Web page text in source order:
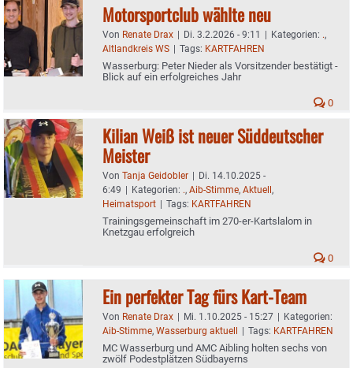
Motorsportclub wählte neu
Von Renate Drax | Di. 3.2.2026 - 9:11 | Kategorien: .,
Altlandkreis WS | Tags: KARTFAHREN
Wasserburg: Peter Nieder als Vorsitzender bestätigt -
Blick auf ein erfolgreiches Jahr
0
Kilian Weiß ist neuer Süddeutscher
Meister
Von Tanja Geidobler | Di. 14.10.2025 -
6:49 | Kategorien: ., Aib-Stimme, Aktuell,
Heimatsport | Tags: KARTFAHREN
Trainingsgemeinschaft im 270-er-Kartslalom in
Knetzgau erfolgreich
0
Ein perfekter Tag fürs Kart-Team
Von Renate Drax | Mi. 1.10.2025 - 15:27 | Kategorien:
Aib-Stimme, Wasserburg aktuell | Tags: KARTFAHREN
MC Wasserburg und AMC Aibling holten sechs von
zwölf Podestplätzen Südbayerns